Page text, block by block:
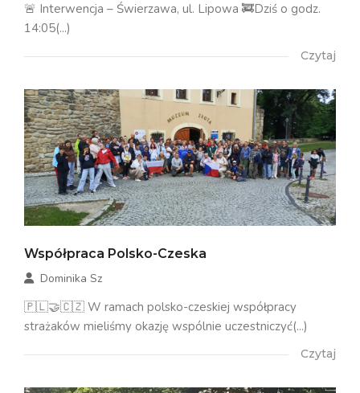
🚨 Interwencja – Świerzawa, ul. Lipowa 🚒Dziś o godz.
14:05(...)
Czytaj
Współpraca Polsko-Czeska
Dominika Sz
🇵🇱🤝🇨🇿 W ramach polsko-czeskiej współpracy
strażaków mieliśmy okazję wspólnie uczestniczyć(...)
Czytaj